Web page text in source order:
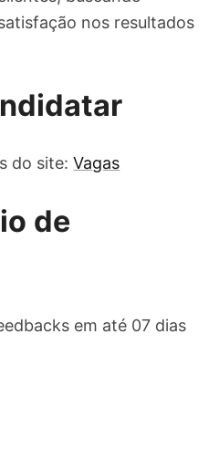
nos resultados
do site:Vagas
de
em até 07 dias